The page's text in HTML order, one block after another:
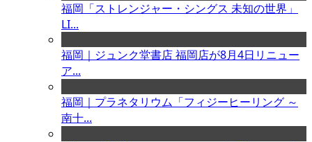
福岡「ストレンジャー・シングス 未知の世界」
LI...
福岡｜ジュンク堂書店 福岡店が8月4日リニュー
ア...
福岡｜プラネタリウム「フィジーヒーリング ～
南十...